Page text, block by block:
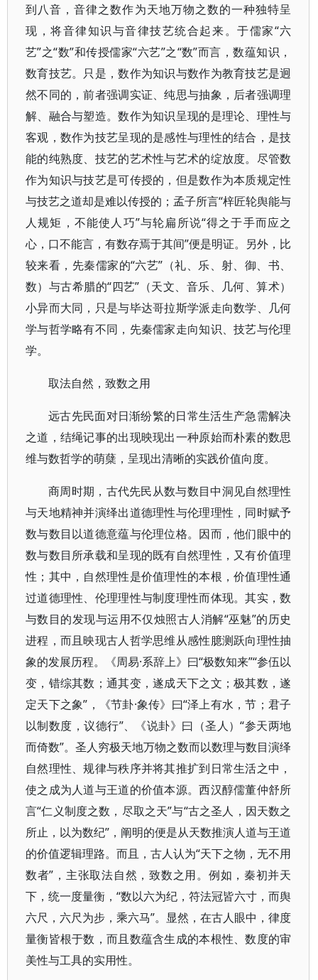
到八音，音律之数作为天地万物之数的一种独特呈
现，将音律知识与音律技艺统合起来。于儒家“六
艺”之“数”和传授儒家“六艺”之“数”而言，数蕴知识，
数育技艺。只是，数作为知识与数作为教育技艺是迥
然不同的，前者强调实证、纯思与抽象，后者强调理
解、融合与塑造。数作为知识呈现的是理论、理性与
客观，数作为技艺呈现的是感性与理性的结合，是技
能的纯熟度、技艺的艺术性与艺术的绽放度。尽管数
作为知识与技艺是可传授的，但是数作为本质规定性
与技艺之道却是难以传授的；孟子所言“梓匠轮舆能与
人规矩，不能使人巧”与轮扁所说“得之于手而应之
心，口不能言，有数存焉于其间”便是明证。另外，比
较来看，先秦儒家的“六艺”（礼、乐、射、御、书、
数）与古希腊的“四艺”（天文、音乐、几何、算术）
小异而大同，只是与毕达哥拉斯学派走向数学、几何
学与哲学略有不同，先秦儒家走向知识、技艺与伦理
学。
取法自然，致数之用
远古先民面对日渐纷繁的日常生活生产急需解决
之道，结绳记事的出现映现出一种原始而朴素的数思
维与数哲学的萌蘖，呈现出清晰的实践价值向度。
商周时期，古代先民从数与数目中洞见自然理性
与天地精神并演绎出道德理性与伦理理性，同时赋予
数与数目以道德意蕴与伦理位格。因而，他们眼中的
数与数目所承载和呈现的既有自然理性，又有价值理
性；其中，自然理性是价值理性的本根，价值理性通
过道德理性、伦理理性与制度理性而体现。其实，数
与数目的发现与运用不仅烛照古人消解“巫魅”的历史
进程，而且映现古人哲学思维从感性臆测跃向理性抽
象的发展历程。《周易·系辞上》曰“极数知来”“参伍以
变，错综其数；通其变，遂成天下之文；极其数，遂
定天下之象”，《节卦·象传》曰“泽上有水，节；君子
以制数度，议德行”、《说卦》曰（圣人）“参天两地
而倚数”。圣人穷极天地万物之数而以数理与数目演绎
自然理性、规律与秩序并将其推扩到日常生活之中，
使之成为人道与王道的价值本源。西汉醇儒董仲舒所
言“仁义制度之数，尽取之天”与“古之圣人，因天数之
所止，以为数纪”，阐明的便是从天数推演人道与王道
的价值逻辑理路。而且，古人认为“天下之物，无不用
数者”，主张取法自然，致数之用。例如，秦初并天
下，统一度量衡，“数以六为纪，符法冠皆六寸，而舆
六尺，六尺为步，乘六马”。显然，在古人眼中，律度
量衡皆根于数，而且数蕴含生成的本根性、数度的审
美性与工具的实用性。